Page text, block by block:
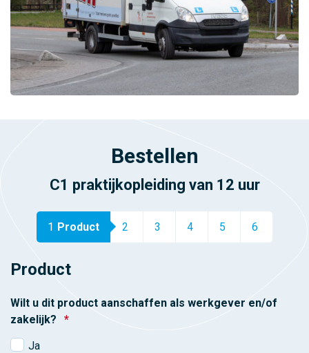
Bestellen
C1 praktijkopleiding van 12 uur
1 Product 2 3 4 5 6
Product
Wilt u dit product aanschaffen als werkgever en/of
zakelijk?
*
Ja